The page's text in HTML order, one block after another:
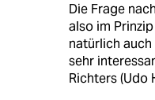
Die Frage
also im
natürlich auch
sehr
Richters (Udo